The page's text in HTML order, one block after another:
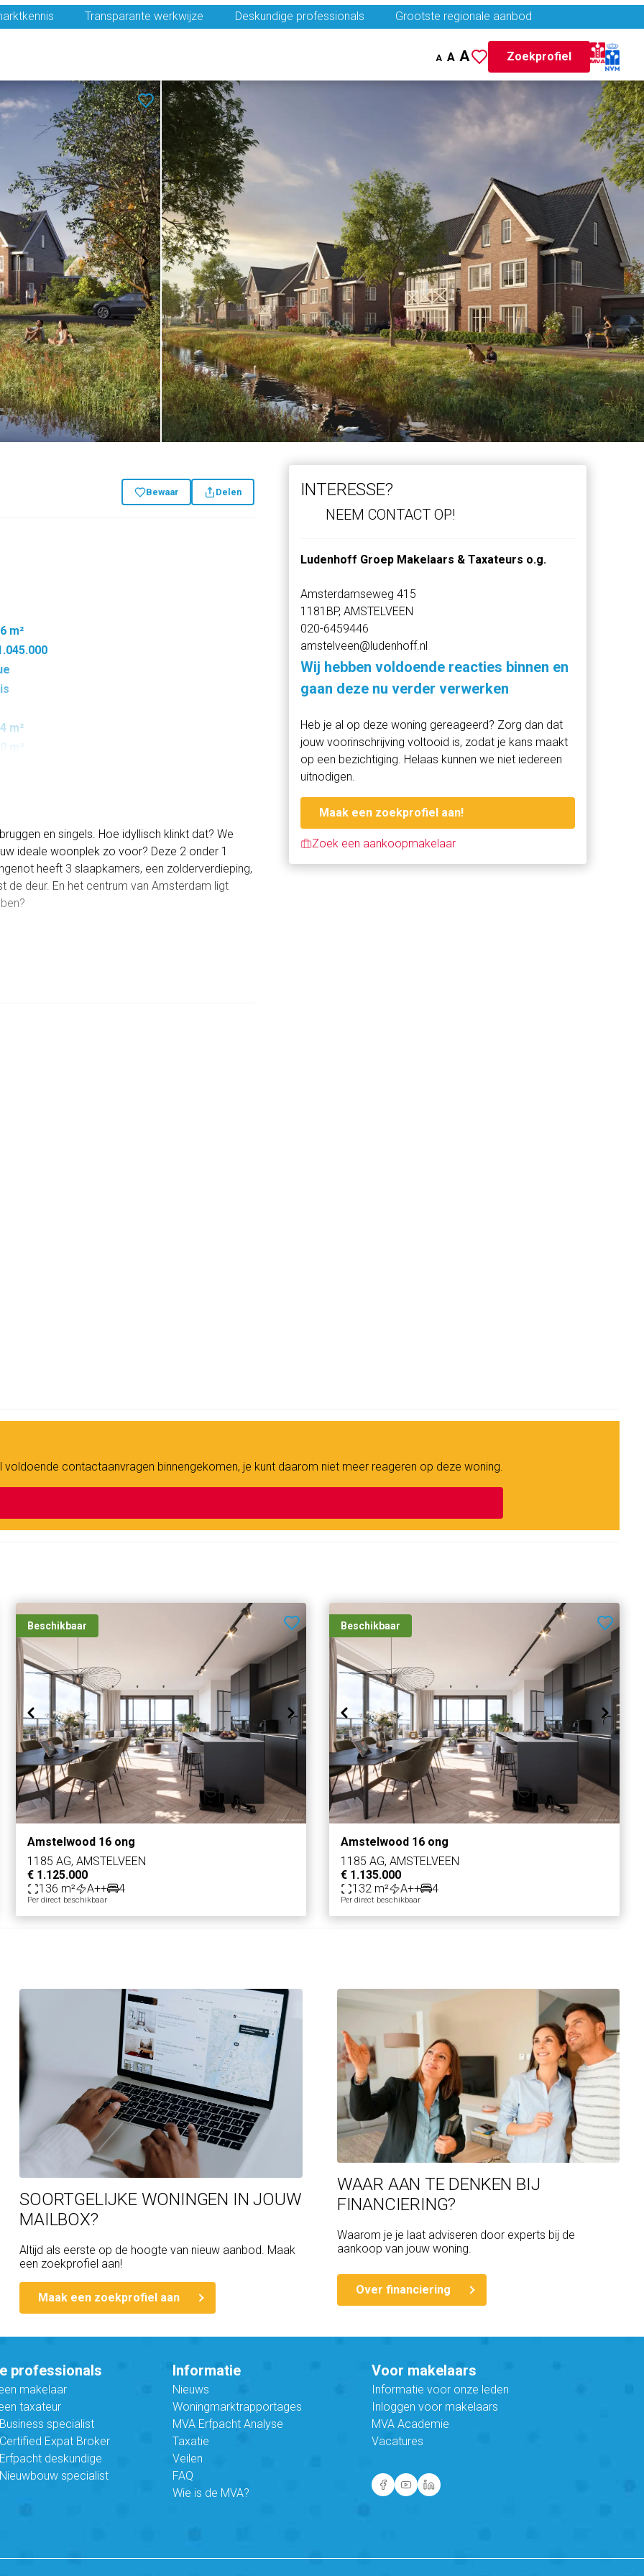
Transparante werkwijze Deskundige professionals Grootste regionale aanbod
A A A Zoekprofiel
Bewaar Delen
m²
m²
m³
en singels. Hoe idyllisch klinkt dat? We
ideale woonplek zo voor? Deze 2 onder 1
heeft 3 slaapkamers, een zolderverdieping,
de deur. En het centrum van Amsterdam ligt
2 onder 1 kapwoning met raamroeden en een
lekker licht. Koken doe je aan de
INTERESSE?
NEEM CONTACT OP!
Ludenhoff Groep Makelaars & Taxateurs o.g.
Amsterdamseweg 415
1181BP, AMSTELVEEN
020-6459446
amstelveen@ludenhoff.nl
Wij hebben voldoende reacties binnen en
gaan deze nu verder verwerken
Heb je al op deze woning gereageerd? Zorg dan dat
jouw voorinschrijving voltooid is, zodat je kans maakt
op een bezichtiging. Helaas kunnen we niet iedereen
uitnodigen.
Maak een zoekprofiel aan!
Zoek een aankoopmakelaar
voldoende contactaanvragen binnengekomen, je kunt daarom niet meer reageren op deze woning.
Beschikbaar
Amstelwood 16 ong
1185 AG, AMSTELVEEN
€ 1.125.000
136 m²
A++ 4
Per direct beschikbaar
Beschikbaar
Amstelwood 16 ong
1185 AG, AMSTELVEEN
€ 1.135.000
132 m²
A++ 4
Per direct beschikbaar
SOORTGELIJKE WONINGEN IN JOUW
MAILBOX?
Altijd als eerste op de hoogte van nieuw aanbod. Maak
een zoekprofiel aan!
Maak een zoekprofiel aan
WAAR AAN TE DENKEN BIJ
FINANCIERING?
Waarom je je laat adviseren door experts bij de
aankoop van jouw woning.
Over financiering
professionals
makelaar
taxateur
specialist
Expat Broker
deskundige
specialist
Informatie
Nieuws
Woningmarktrapportages
MVA Erfpacht Analyse
Taxatie
Veilen
FAQ
Wie is de MVA?
Voor makelaars
Informatie voor onze leden
Inloggen voor makelaars
MVA Academie
Vacatures